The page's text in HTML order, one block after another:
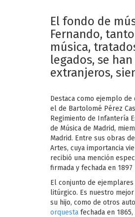
El fondo de
Fernando,
música,
legados, se
extranjeros,
Destaca como ejemplo
el de Bartolomé Pérez
Regimiento de Infantería
de Música de Madrid,
Madrid. Entre sus obras
Artes, cuya importancia
recibió una mención
firmada y fechada en
El conjunto de
litúrgico. Es nuestro
su hijo, como de otros
orquesta fechada en